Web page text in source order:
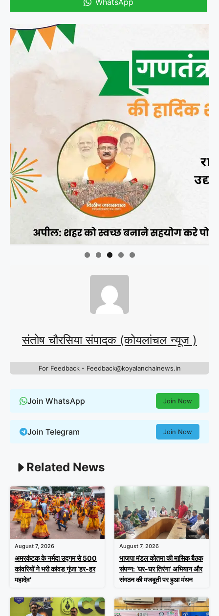
WhatsApp
संतोष चौरसिया संपादक (कोयलांचल न्यूज )
For Feedback - Feedback@koyalanchalnews.in
Join WhatsApp Join Now
Join Telegram Join Now
Related News
August 7, 2026
अमरकंटक के नर्मदा उद्गम से 500
कांवरियों ने भरी कांवड़ गूंजा ‘हर-हर
महादेव’
August 7, 2026
भाजपा मंडल कोतमा की मासिक बैठक
संपन्न: ‘घर-घर तिरंगा’ अभियान और
संगठन की मजबूती पर हुआ मंथन